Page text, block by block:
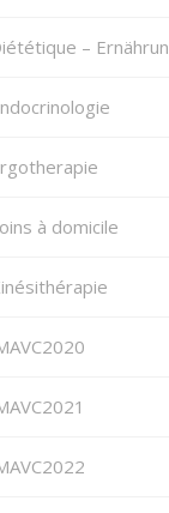
–
à domicile